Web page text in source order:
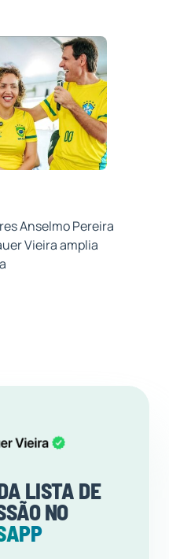
Anselmo Pereira
Vieira amplia
LISTA DE
NO